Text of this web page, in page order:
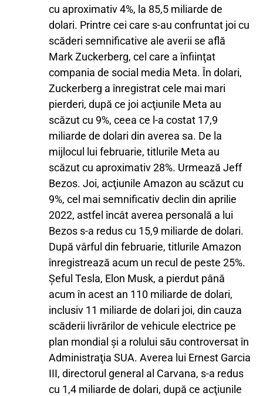
cu aproximativ 4%, la 85,5 miliarde de
dolari. Printre cei care s-au confruntat joi cu
scăderi semnificative ale averii se află
Mark Zuckerberg, cel care a înfiinţat
compania de social media Meta. În dolari,
Zuckerberg a înregistrat cele mai mari
pierderi, după ce joi acţiunile Meta au
scăzut cu 9%, ceea ce l-a costat 17,9
miliarde de dolari din averea sa. De la
mijlocul lui februarie, titlurile Meta au
scăzut cu aproximativ 28%. Urmează Jeff
Bezos. Joi, acţiunile Amazon au scăzut cu
9%, cel mai semnificativ declin din aprilie
2022, astfel încât averea personală a lui
Bezos s-a redus cu 15,9 miliarde de dolari.
După vârful din februarie, titlurile Amazon
înregistrează acum un recul de peste 25%.
Şeful Tesla, Elon Musk, a pierdut până
acum în acest an 110 miliarde de dolari,
inclusiv 11 miliarde de dolari joi, din cauza
scăderii livrărilor de vehicule electrice pe
plan mondial şi a rolului său controversat în
Administraţia SUA. Averea lui Ernest Garcia
III, directorul general al Carvana, s-a redus
cu 1,4 miliarde de dolari, după ce acţiunile